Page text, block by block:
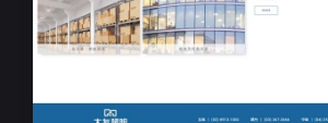
響應式RWD網站設計
大友國際光電